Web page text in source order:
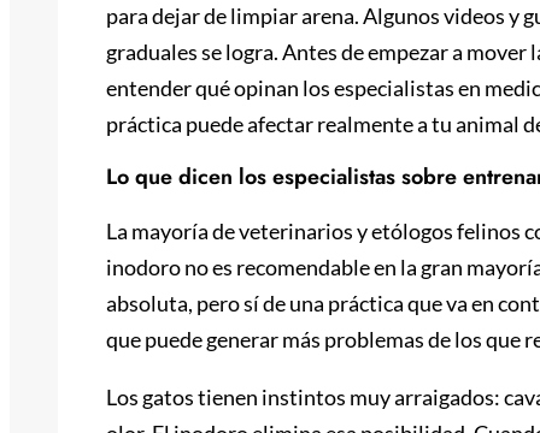
para dejar de limpiar arena. Algunos videos y
graduales se logra. Antes de empezar a mover
entender qué opinan los especialistas en
práctica puede afectar realmente a tu animal
Lo que dicen los especialistas sobre
La mayoría de veterinarios y etólogos felinos
inodoro no es recomendable en la gran
absoluta, pero sí de una práctica que va en
que puede generar más problemas de los que
Los gatos tienen instintos muy arraigados: